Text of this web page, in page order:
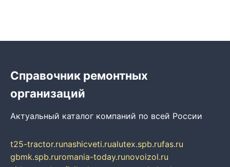
Справочник ремонтных
организаций
Актуальный каталог компаний по всей России
t25-tractor.runashicveti.rualutex.spb.rufas.ru
gbmk.spb.ruromania-today.runovoizol.ru